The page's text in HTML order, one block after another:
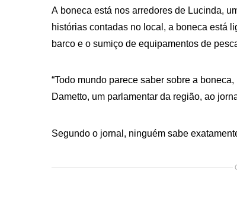
A boneca está nos arredores de Lucinda,
histórias contadas no local, a boneca está
barco e o sumiço de equipamentos de
“Todo mundo parece saber sobre a
Dametto, um parlamentar da região, ao
Segundo o jornal, ninguém sabe